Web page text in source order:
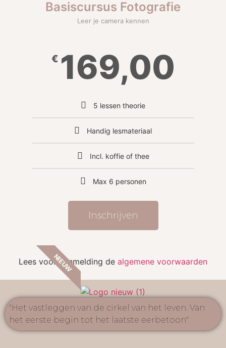
Basiscursus Fotografie
Leer je camera kennen
€ 169,00
5 lessen theorie
Handig lesmateriaal
Incl. koffie of thee
Max 6 personen
Inschrijven
NIEUW
Lees voor aanmelding de algemene voorwaarden
"Het vastleggen van de cirkel van het leven. Van
het eerste begin tot het laatste eerbetoon"